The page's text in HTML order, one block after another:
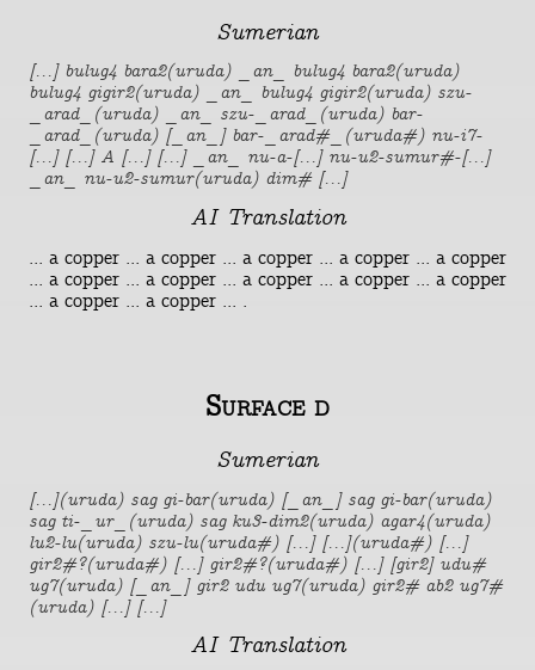
Sumerian
[...] bulug4 bara2(uruda) _an_ bulug4 bara2(uruda)
bulug4 gigir2(uruda) _an_ bulug4 gigir2(uruda) szu-
_arad_(uruda) _an_ szu-_arad_(uruda) bar-
_arad_(uruda) [_an_] bar-_arad#_(uruda#) nu-i7-
[...] [...] A [...] [...] _an_ nu-a-[...] nu-u2-sumur#-[...]
_an_ nu-u2-sumur(uruda) dim# [...]
AI Translation
... a copper ... a copper ... a copper ... a copper ... a copper
... a copper ... a copper ... a copper ... a copper ... a copper
... a copper ... a copper ... .
Surface d
Sumerian
[...](uruda) sag gi-bar(uruda) [_an_] sag gi-bar(uruda)
sag ti-_ur_(uruda) sag ku3-dim2(uruda) agar4(uruda)
lu2-lu(uruda) szu-lu(uruda#) [...] [...](uruda#) [...]
gir2#?(uruda#) [...] gir2#?(uruda#) [...] [gir2] udu#
ug7(uruda) [_an_] gir2 udu ug7(uruda) gir2# ab2 ug7#
(uruda) [...] [...]
AI Translation